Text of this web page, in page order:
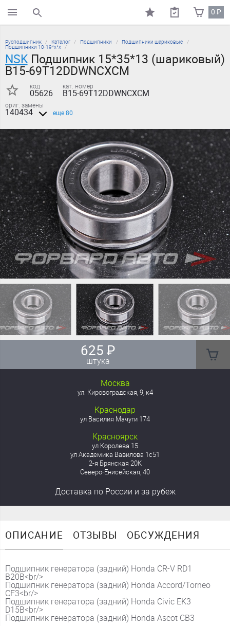
поиск по каталогу 0₽
Русподшипник Каталог Подшипники Подшипники шариковые
Подшипники 10-19*х*х
NSKПодшипник 15*35*13 (шариковый)
B15-69T12DDWNCXCM
код
05626
кат. номер
B15-69T12DDWNCXCM
ориг. замены
140434 еще 80
625₽
штука
Москва
ул. Кировоградская, 9, к4
Краснодар
ул Василия Мачуги 174
Красноярск
ул Королева 15
ул Академика Вавилова 1с51
2-я Брянская 20К
Северо-Енисейская, 40
Доставка по России и за рубеж
ОПИСАНИЕ ОТЗЫВЫ ОБСУЖДЕНИЯ
Подшипник генератора (задний) Honda CR-V RD1
B20B<br/>
Подшипник генератора (задний) Honda Accord/Torneo
CF3<br/>
Подшипник генератора (задний) Honda Civic EK3
D15B<br/>
Подшипник генератора (задний) Honda Ascot CB3